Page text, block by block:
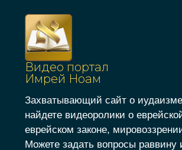
Видео портал
Имрей Ноам
Захватывающий сайт о
найдете видеоролики о
еврейском законе,
Можете задать вопросы раввину